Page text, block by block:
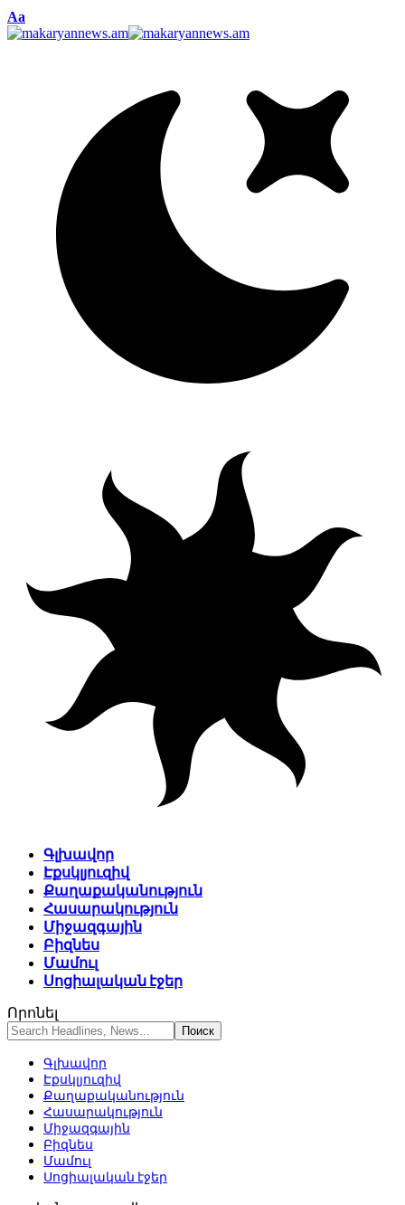
Изменение
размера
Аа
Գլխավոր
Էքսկլյուզիվ
Քաղաքականություն
Հասարակություն
Միջազգային
Բիզնես
Մամուլ
Սոցիալական էջեր
Որոնել
Գլխավոր
Էքսկլյուզիվ
Քաղաքականություն
Հասարակություն
Միջազգային
Բիզնես
Մամուլ
Սոցիալական էջեր